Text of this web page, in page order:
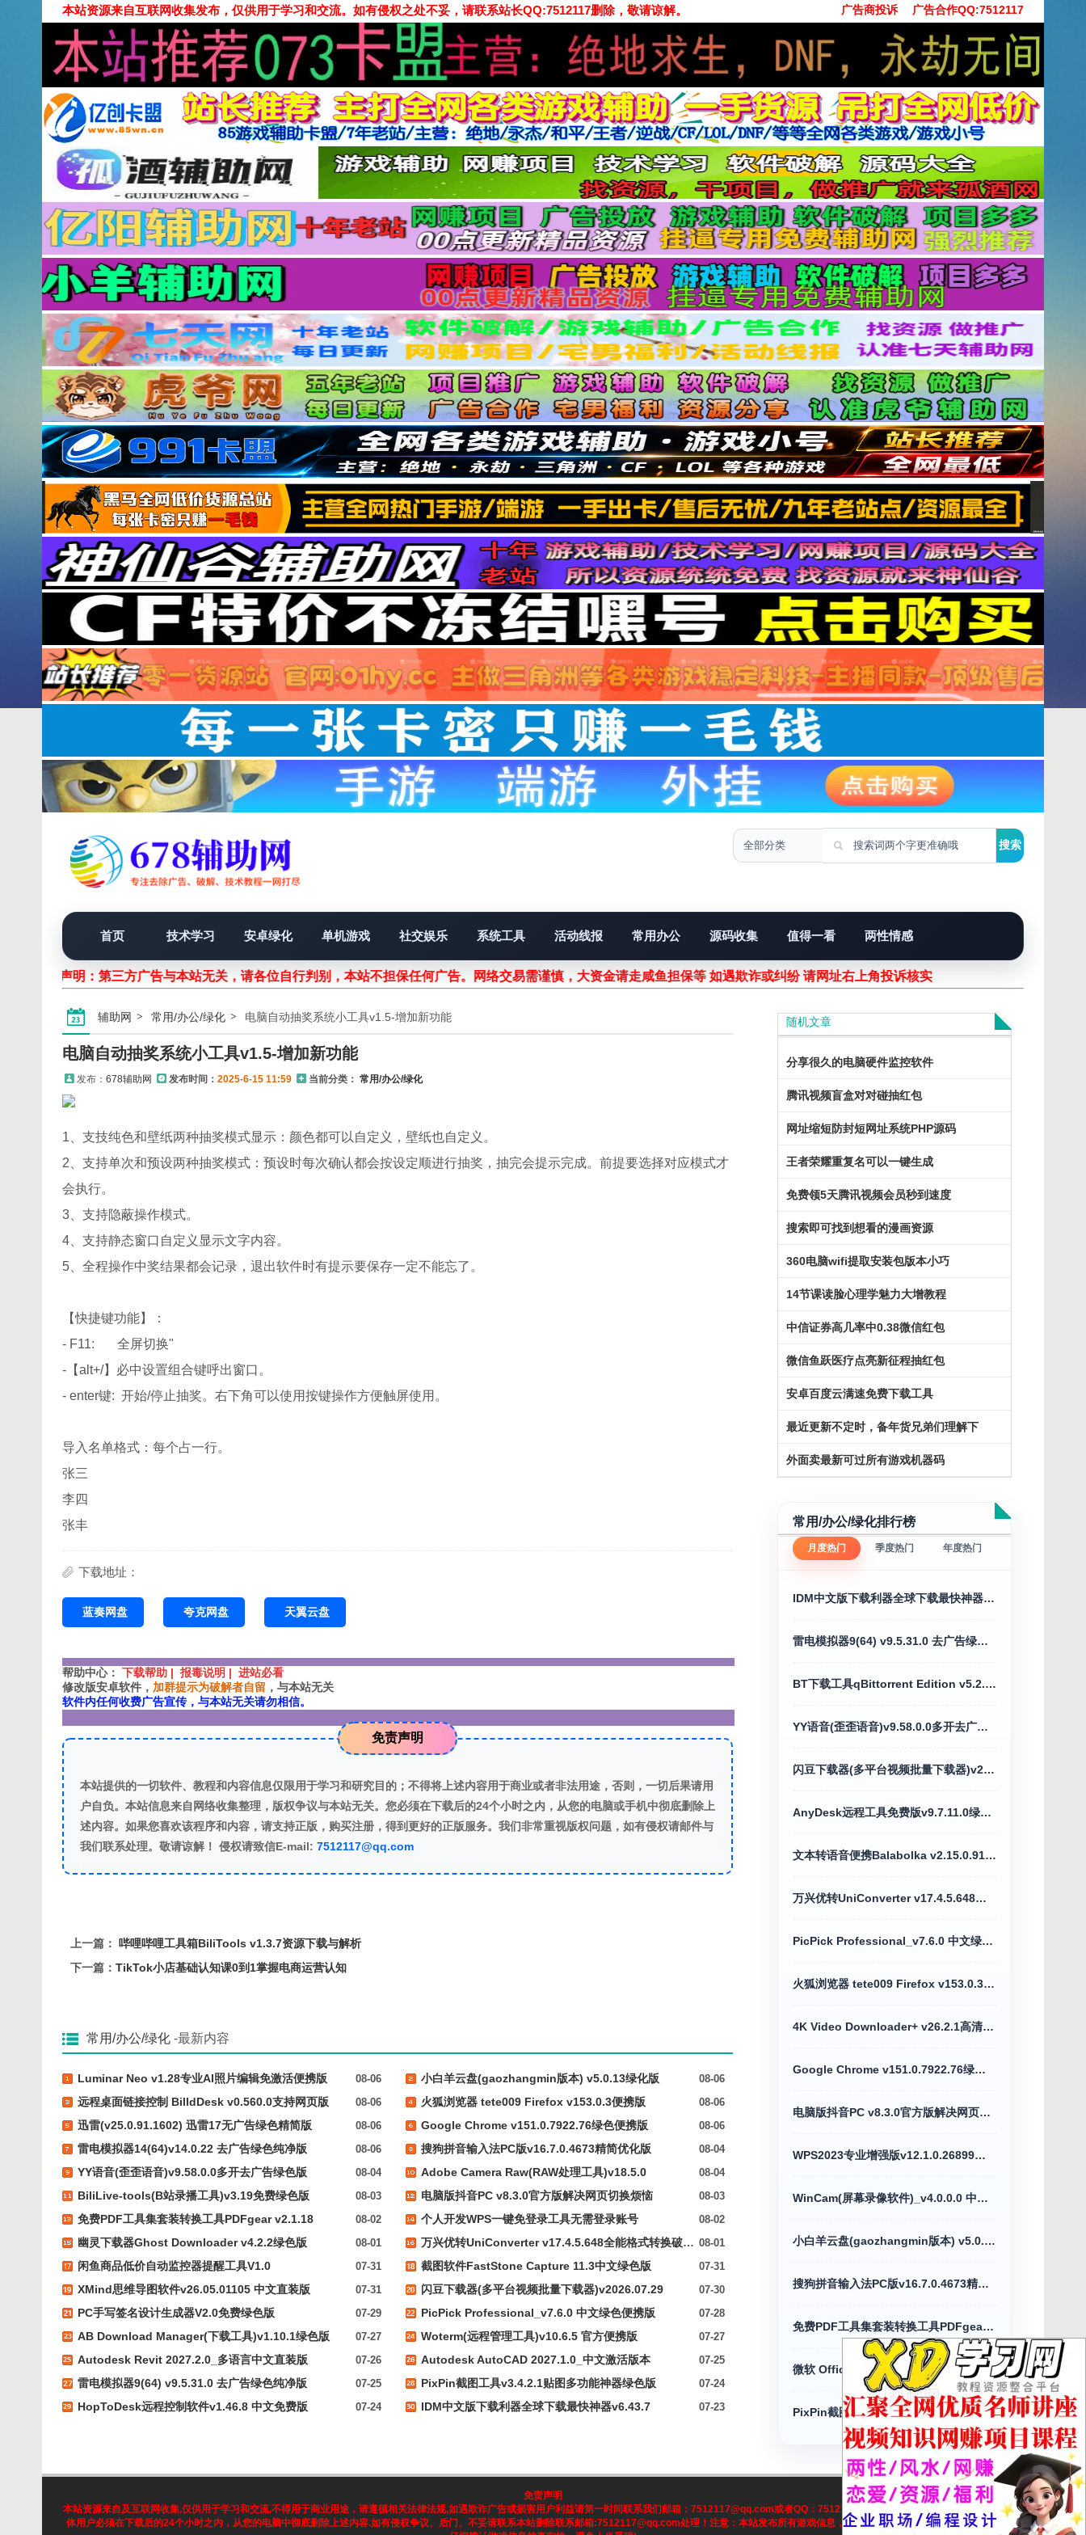
本站资源来自互联网收集发布，仅供用于学习和交流。如有侵权之处不妥，请联系站长QQ:7512117删除，敬请谅解。 广告商投诉 广告合作QQ:7512117
首页 技术学习 安卓绿化 单机游戏 社交娱乐 系统工具 活动线报 常用办公 源码收集 值得一看 两性情感
声明：第三方广告与本站无关，请各位自行判别，本站不担保任何广告。网络交易需谨慎，大资金请走咸鱼担保等 如遇欺诈或纠纷 请网址右上角投诉核实！
辅助网 常用/办公/绿化 电脑自动抽奖系统小工具v1.5-增加新功能
电脑自动抽奖系统小工具v1.5-增加新功能
发布： 678辅助网 发布时间： 2025-6-15 11:59 当前分类： 常用/办公/绿化
1、支技纯色和壁纸两种抽奖模式显示：颜色都可以自定义，壁纸也自定义。
2、支持单次和预设两种抽奖模式：预设时每次确认都会按设定顺进行抽奖，抽完会提示完成。前提要选择对应模式才
会执行。
3、支持隐蔽操作模式。
4、支持静态窗口自定义显示文字内容。
5、全程操作中奖结果都会记录，退出软件时有提示要保存一定不能忘了。
【快捷键功能】：
- F11: 全屏切换"
-【alt+/】必中设置组合键呼出窗口。
- enter键: 开始/停止抽奖。右下角可以使用按键操作方便触屏使用。
导入名单格式：每个占一行。
张三
李四
张丰
下载地址：
蓝奏网盘 夸克网盘 天翼云盘
帮助中心： 下载帮助 | 报毒说明 | 进站必看
修改版安卓软件， 加群提示为破解者自留 ，与本站无关
软件内任何收费广告宣传，与本站无关请勿相信。
免责声明
本站提供的一切软件、教程和内容信息仅限用于学习和研究目的；不得将上述内容用于商业或者非法用途，否则，一切后果请用
户自负。本站信息来自网络收集整理，版权争议与本站无关。您必须在下载后的24个小时之内，从您的电脑或手机中彻底删除上
述内容。如果您喜欢该程序和内容，请支持正版，购买注册，得到更好的正版服务。我们非常重视版权问题，如有侵权请邮件与
我们联系处理。敬请谅解！ 侵权请致信E-mail: 7512117@qq.com
上一篇：
哔哩哔哩工具箱BiliTools v1.3.7资源下载与解析
下一篇： TikTok小店基础认知课0到1掌握电商运营认知
常用/办公/绿化 -最新内容
08-06
Luminar Neo v1.28专业AI照片编辑免激活便携版 08-06
小白羊云盘(gaozhangmin版本) v5.0.13绿化版
08-06
远程桌面链接控制 BilldDesk v0.560.0支持网页版 08-06
火狐浏览器 tete009 Firefox v153.0.3便携版
08-06
迅雷(v25.0.91.1602) 迅雷17无广告绿色精简版 08-06
Google Chrome v151.0.7922.76绿色便携版
08-06
雷电模拟器14(64)v14.0.22 去广告绿色纯净版 08-04
搜狗拼音输入法PC版v16.7.0.4673精简优化版
08-04
YY语音(歪歪语音)v9.58.0.0多开去广告绿色版 08-04
Adobe Camera Raw(RAW处理工具)v18.5.0
08-03
BiliLive-tools(B站录播工具)v3.19免费绿色版 08-03
电脑版抖音PC v8.3.0官方版解决网页切换烦恼
08-02
免费PDF工具集套装转换工具PDFgear v2.1.18 08-02
个人开发WPS一键免登录工具无需登录账号
08-01
幽灵下载器Ghost Downloader v4.2.2绿色版 08-01
万兴优转UniConverter v17.4.5.648全能格式转换破解版
07-31
闲鱼商品低价自动监控器提醒工具V1.0 07-31
截图软件FastStone Capture 11.3中文绿色版
07-31
XMind思维导图软件v26.05.01105 中文直装版 07-30
闪豆下载器(多平台视频批量下载器)v2026.07.29
07-29
PC手写签名设计生成器V2.0免费绿色版 07-28
PicPick Professional_v7.6.0 中文绿色便携版
07-27
AB Download Manager(下载工具)v1.10.1绿色版 07-27
Woterm(远程管理工具)v10.6.5 官方便携版
07-26
Autodesk Revit 2027.2.0_多语言中文直装版 07-25
Autodesk AutoCAD 2027.1.0_中文激活版本
07-25
雷电模拟器9(64) v9.5.31.0 去广告绿色纯净版 07-24
PixPin截图工具v3.4.2.1贴图多功能神器绿色版
07-24
HopToDesk远程控制软件v1.46.8 中文免费版 07-23
IDM中文版下载利器全球下载最快神器v6.43.7
随机文章
分享很久的电脑硬件监控软件
腾讯视频盲盒对对碰抽红包
网址缩短防封短网址系统PHP源码
王者荣耀重复名可以一键生成
免费领5天腾讯视频会员秒到速度
搜索即可找到想看的漫画资源
360电脑wifi提取安装包版本小巧
14节课读脸心理学魅力大增教程
中信证券高几率中0.38微信红包
微信鱼跃医疗点亮新征程抽红包
安卓百度云满速免费下载工具
最近更新不定时，备年货兄弟们理解下
外面卖最新可过所有游戏机器码
常用/办公/绿化排行榜
月度热门 季度热门 年度热门
IDM中文版下载利器全球下载最快神器v6.43.7
雷电模拟器9(64) v9.5.31.0 去广告绿色纯净版
BT下载工具qBittorrent Edition v5.2.3便携增强版
YY语音(歪歪语音)v9.58.0.0多开去广告绿色版
闪豆下载器(多平台视频批量下载器)v2026.07.29
AnyDesk远程工具免费版v9.7.11.0绿色便携版
文本转语音便携Balabolka v2.15.0.918绿色版
万兴优转UniConverter v17.4.5.648全能格式转换破解版
PicPick Professional_v7.6.0 中文绿色便携版
火狐浏览器 tete009 Firefox v153.0.3便携版
4K Video Downloader+ v26.2.1高清4K视频下载器
Google Chrome v151.0.7922.76绿色便携版
电脑版抖音PC v8.3.0官方版解决网页切换烦恼
WPS2023专业增强版v12.1.0.26899激活优化版
WinCam(屏幕录像软件)_v4.0.0.0 中文绿色版
小白羊云盘(gaozhangmin版本) v5.0.13绿化版
搜狗拼音输入法PC版v16.7.0.4673精简优化版
免费PDF工具集套装转换工具PDFgear v2.1.18
微软 Office 2024 长期支持版26年07月更新版
PixPin截图工具v3.4.2.1贴图多功能神器绿色版
免责声明
本站资源来自及互联网收集,仅供用于学习和交流,不得用于商业用途，请遵循相关法律法规,如遇欺诈广告或损害用户利益请第一时间联系我们邮箱：7512117@qq.com或者QQ：7512117处理！本站一切资源不代表本站立场,全
体用户必须在下载后的24个小时之内，从您的电脑中彻底删除上述内容.如有侵权争议、后门、不妥请联系本站删除联系邮箱:7512117@qq.com处理！注意：本站发布所有游戏信息，均来自互联网收集，与本站无关。请玩家